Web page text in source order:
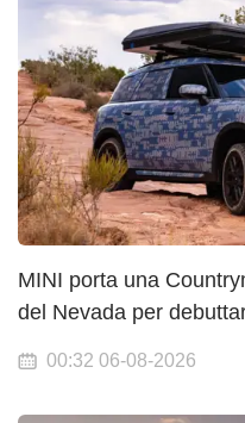
MINI porta una
del Nevada per
00:32 06-08-2026